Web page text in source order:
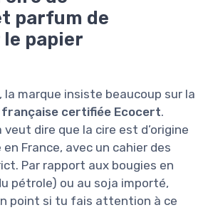
parfum de
le papier
la marque insiste beaucoup sur la
certifiée Ecocert.
dire que la cire est d’origine
France, avec un cahier des
Par rapport aux bougies en
pétrole) ou au soja importé,
point si tu fais attention à ce